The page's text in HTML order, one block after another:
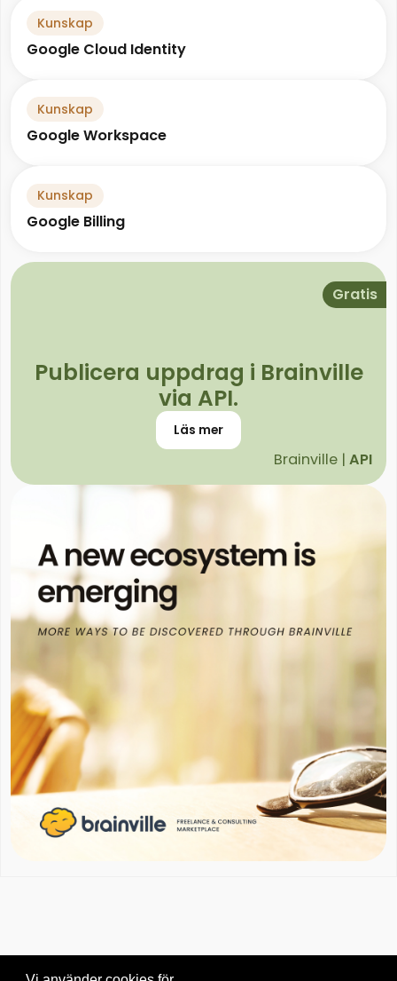
Kunskap
Google Cloud Identity
Kunskap
Google Workspace
Kunskap
Google Billing
Gratis
Publicera uppdrag i Brainville
via API.
Läs mer
Brainville |API